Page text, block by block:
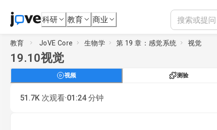
科研 教育 商业
教育 JoVE Core 生物学 第 19 章：感觉系统 视觉
19.10视觉
视频 测验
51.7K 次观看·01:24 分钟